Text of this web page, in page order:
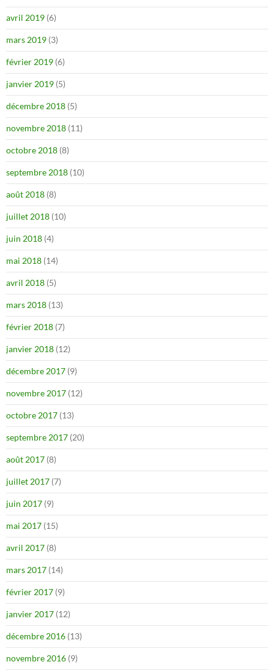
avril 2019 (6)
mars 2019 (3)
février 2019 (6)
janvier 2019 (5)
décembre 2018 (5)
novembre 2018 (11)
octobre 2018 (8)
septembre 2018 (10)
août 2018 (8)
juillet 2018 (10)
juin 2018 (4)
mai 2018 (14)
avril 2018 (5)
mars 2018 (13)
février 2018 (7)
janvier 2018 (12)
décembre 2017 (9)
novembre 2017 (12)
octobre 2017 (13)
septembre 2017 (20)
août 2017 (8)
juillet 2017 (7)
juin 2017 (9)
mai 2017 (15)
avril 2017 (8)
mars 2017 (14)
février 2017 (9)
janvier 2017 (12)
décembre 2016 (13)
novembre 2016 (9)